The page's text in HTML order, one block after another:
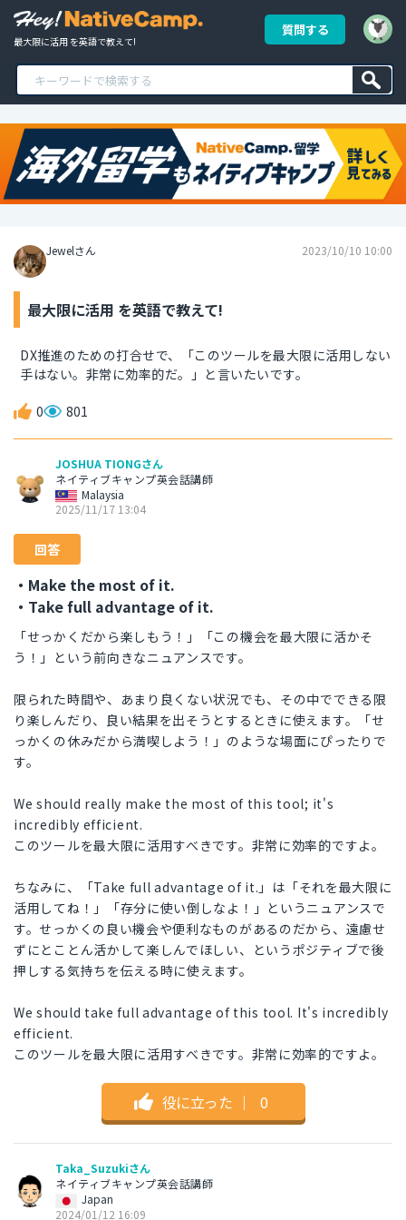
最大限に活用 を英語で教えて!
質問する
Jewelさん 2023/10/10 10:00
最大限に活用 を英語で教えて!
DX推進のための打合せで、「このツールを最大限に活用しない
手はない。非常に効率的だ。」と言いたいです。
0 801
JOSHUA TIONGさん
ネイティブキャンプ英会話講師
Malaysia
2025/11/17 13:04
回答
・Make the most of it.
・Take full advantage of it.
「せっかくだから楽しもう！」「この機会を最大限に活かそ
う！」という前向きなニュアンスです。
限られた時間や、あまり良くない状況でも、その中でできる限
り楽しんだり、良い結果を出そうとするときに使えます。「せ
っかくの休みだから満喫しよう！」のような場面にぴったりで
す。
We should really make the most of this tool; it's
incredibly efficient.
このツールを最大限に活用すべきです。非常に効率的ですよ。
ちなみに、「Take full advantage of it.」は「それを最大限に
活用してね！」「存分に使い倒しなよ！」というニュアンスで
す。せっかくの良い機会や便利なものがあるのだから、遠慮せ
ずにとことん活かして楽しんでほしい、というポジティブで後
押しする気持ちを伝える時に使えます。
We should take full advantage of this tool. It's incredibly
efficient.
このツールを最大限に活用すべきです。非常に効率的ですよ。
役に立った ｜ 0
Taka_Suzukiさん
ネイティブキャンプ英会話講師
Japan
2024/01/12 16:09